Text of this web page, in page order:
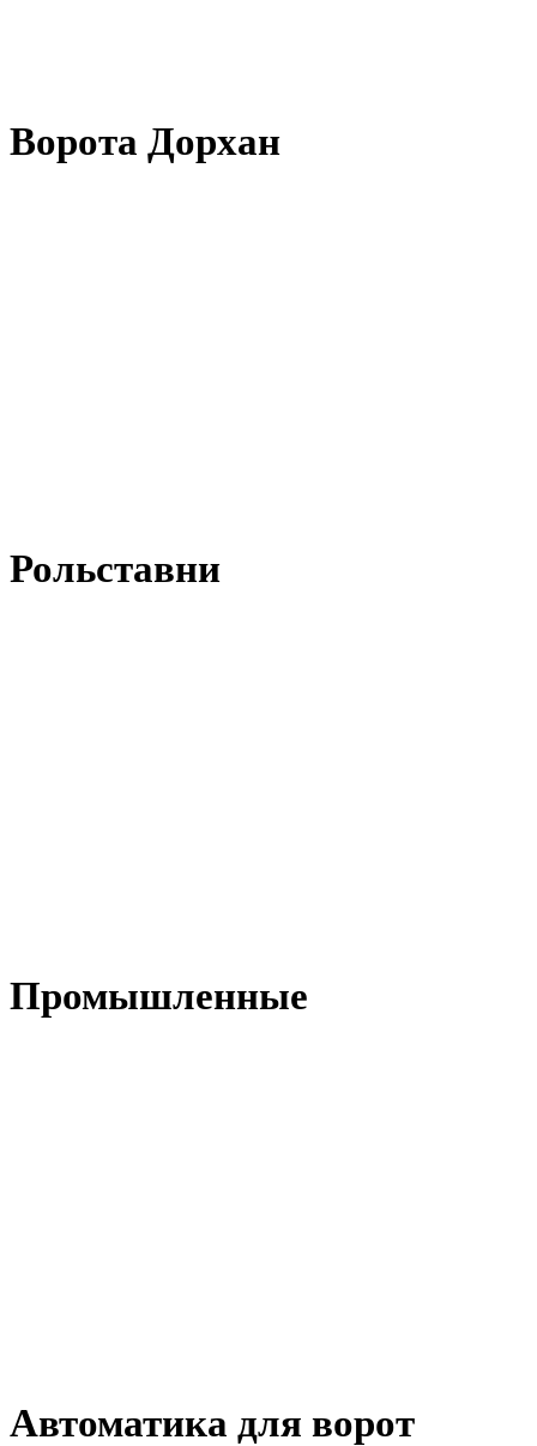
Ворота Дорхан
Рольставни
Промышленные
Автоматика для ворот